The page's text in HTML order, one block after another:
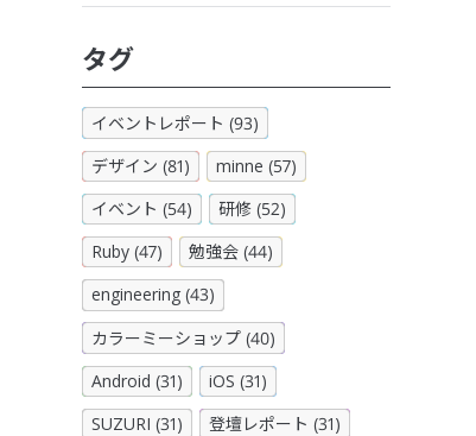
タグ
イベントレポート (93)
デザイン (81)
minne (57)
イベント (54)
研修 (52)
Ruby (47)
勉強会 (44)
engineering (43)
カラーミーショップ (40)
Android (31)
iOS (31)
SUZURI (31)
登壇レポート (31)